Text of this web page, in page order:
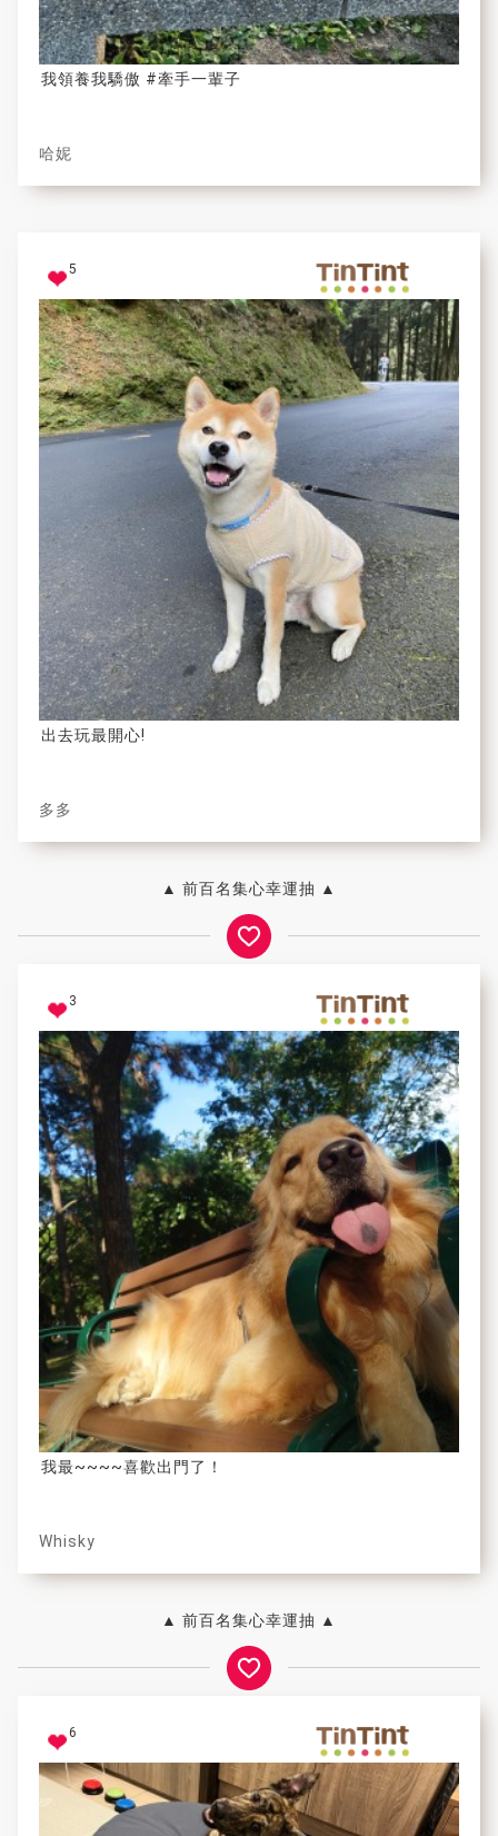
我領養我驕傲 #牽手一輩子
哈妮
5
出去玩最開心!
多多
▲ 前百名集心幸運抽 ▲
3
我最~~~~喜歡出門了！
Whisky
▲ 前百名集心幸運抽 ▲
6